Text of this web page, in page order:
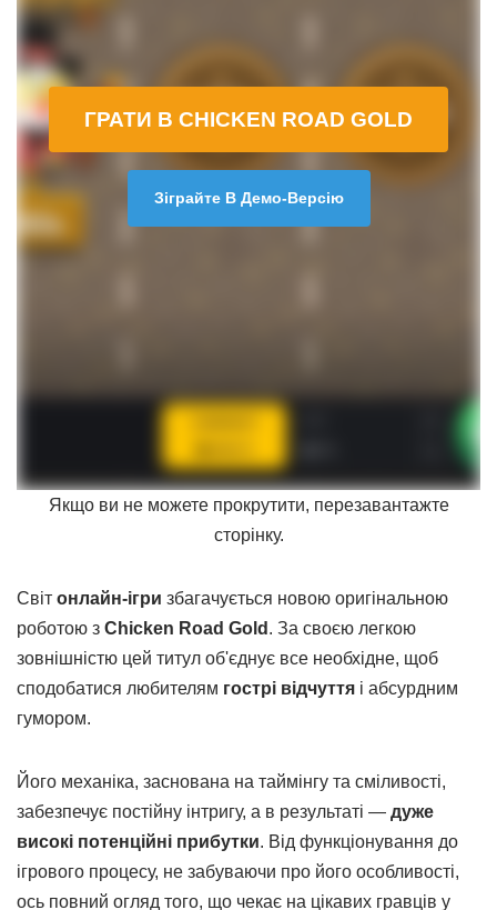
ГРАТИ В CHICKEN ROAD GOLD
Зіграйте В Демо-Версію
Якщо ви не можете прокрутити, перезавантажте
сторінку.
Світ онлайн-ігри збагачується новою оригінальною
роботою з Chicken Road Gold . За своєю легкою
зовнішністю цей титул об'єднує все необхідне, щоб
сподобатися любителям гострі відчуття і абсурдним
гумором.
Його механіка, заснована на таймінгу та сміливості,
забезпечує постійну інтригу, а в результаті — дуже
високі потенційні прибутки. Від функціонування до
ігрового процесу, не забуваючи про його особливості,
ось повний огляд того, що чекає на цікавих гравців у